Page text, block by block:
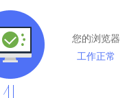
您的浏览器
工作正常